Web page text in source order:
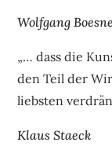
Wolfgang
„… dass die
den Teil der
liebsten
Klaus Staeck